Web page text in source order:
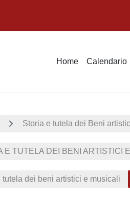
Home Calendario
Storia e tutela dei Beni
TUTELA DEI BENI ARTISTICI
dei beni artistici e musicali